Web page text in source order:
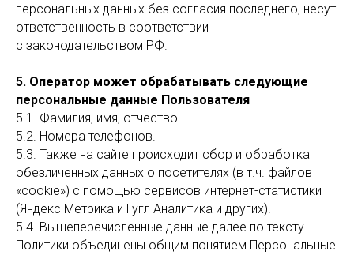
персональных данных без согласия последнего, несут
ответственность в соответствии
с законодательством РФ.
5. Оператор может обрабатывать следующие
персональные данные Пользователя
5.1. Фамилия, имя, отчество.
5.2. Номера телефонов.
5.3. Также на сайте происходит сбор и обработка
обезличенных данных о посетителях (в т.ч. файлов
«cookie») с помощью сервисов интернет-статистики
(Яндекс Метрика и Гугл Аналитика и других).
5.4. Вышеперечисленные данные далее по тексту
Политики объединены общим понятием Персональные